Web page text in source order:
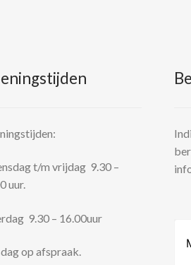
t/m vrijdag 9.30 –
uur.
9.30 – 16.00uur
op afspraak.